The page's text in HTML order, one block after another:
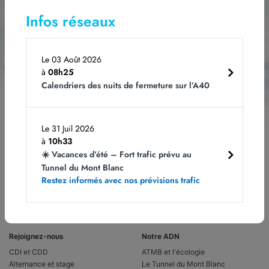
Infos réseaux
Le 03 Août 2026
à 08h25
Calendriers des nuits de fermeture sur l’A40
Le 31 Juil 2026
à 10h33
☀️ Vacances d’été – Fort trafic prévu au
Tunnel du Mont Blanc
Restez informés avec nos prévisions trafic
à notre newsletter
Les champs obligatoires sont indiqués avec *.
Vous pouvez vous désabonner à
tout moment en cliquant sur le lien dans le bas de page de nos e-mails. Pour
confidentialité.
Rejoignez-nous
CDI et CDD
Alternance et stage
Notre ADN
ATMB et l'écologie
Le Tunnel du Mont Blanc